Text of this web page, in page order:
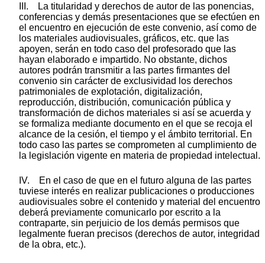
III. La titularidad y derechos de autor de las ponencias,
conferencias y demás presentaciones que se efectúen en
el encuentro en ejecución de este convenio, así como de
los materiales audiovisuales, gráficos, etc. que las
apoyen, serán en todo caso del profesorado que las
hayan elaborado e impartido. No obstante, dichos
autores podrán transmitir a las partes firmantes del
convenio sin carácter de exclusividad los derechos
patrimoniales de explotación, digitalización,
reproducción, distribución, comunicación pública y
transformación de dichos materiales si así se acuerda y
se formaliza mediante documento en el que se recoja el
alcance de la cesión, el tiempo y el ámbito territorial. En
todo caso las partes se comprometen al cumplimiento de
la legislación vigente en materia de propiedad intelectual.
IV. En el caso de que en el futuro alguna de las partes
tuviese interés en realizar publicaciones o producciones
audiovisuales sobre el contenido y material del encuentro
deberá previamente comunicarlo por escrito a la
contraparte, sin perjuicio de los demás permisos que
legalmente fueran precisos (derechos de autor, integridad
de la obra, etc.).